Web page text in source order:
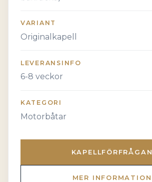
VARIANT
Originalkapell
LEVERANSINFO
6-8 veckor
KATEGORI
Motorbåtar
KAPELLFÖRFRÅGAN
MER INFORMATION